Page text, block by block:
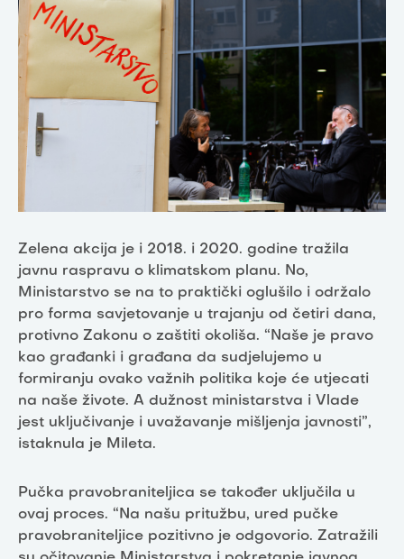
Zelena akcija je i 2018. i 2020. godine tražila
javnu raspravu o klimatskom planu. No,
Ministarstvo se na to praktički oglušilo i održalo
pro forma savjetovanje u trajanju od četiri dana,
protivno Zakonu o zaštiti okoliša. “Naše je pravo
kao građanki i građana da sudjelujemo u
formiranju ovako važnih politika koje će utjecati
na naše živote. A dužnost ministarstva i Vlade
jest uključivanje i uvažavanje mišljenja javnosti”,
istaknula je Mileta.
Pučka pravobraniteljica se također uključila u
ovaj proces. “Na našu pritužbu, ured pučke
pravobraniteljice pozitivno je odgovorio. Zatražili